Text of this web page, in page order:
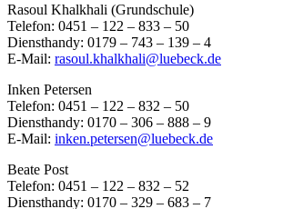
Rasoul Khalkhali (Grundschule)
Telefon: 0451 – 122 – 833 – 50
Diensthandy: 0179 – 743 – 139 – 4
E-Mail: rasoul.khalkhali@luebeck.de
Inken Petersen
Telefon: 0451 – 122 – 832 – 50
Diensthandy: 0170 – 306 – 888 – 9
E-Mail: inken.petersen@luebeck.de
Beate Post
Telefon: 0451 – 122 – 832 – 52
Diensthandy: 0170 – 329 – 683 – 7